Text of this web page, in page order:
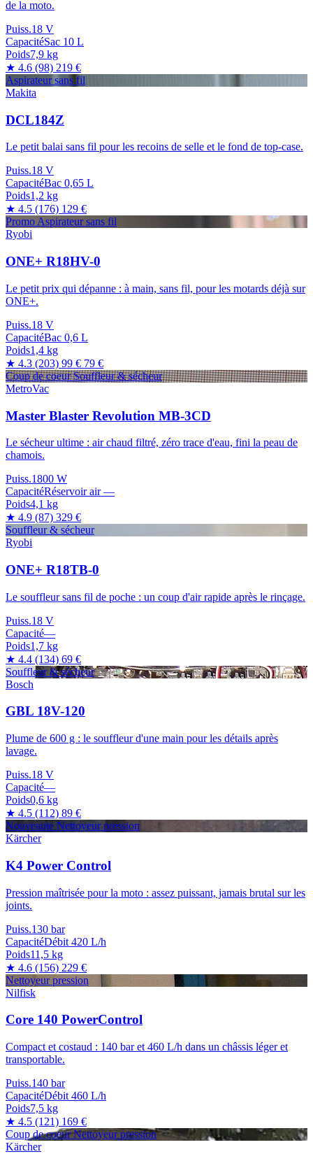
de la moto.
Puiss.18 V
CapacitéSac 10 L
Poids7,9 kg
★ 4.6 (98) 219 €
Aspirateur sans fil
Makita
DCL184Z
Le petit balai sans fil pour les recoins de selle et le fond de top-case.
Puiss.18 V
CapacitéBac 0,65 L
Poids1,2 kg
★ 4.5 (176) 129 €
PromoAspirateur sans fil
Ryobi
ONE+ R18HV-0
Le petit prix qui dépanne : à main, sans fil, pour les motards déjà sur
ONE+.
Puiss.18 V
CapacitéBac 0,6 L
Poids1,4 kg
★ 4.3 (203) 99 € 79 €
Coup de coeur Souffleur & sécheur
MetroVac
Master Blaster Revolution MB-3CD
Le sécheur ultime : air chaud filtré, zéro trace d'eau, fini la peau de
chamois.
Puiss.1800 W
CapacitéRéservoir air —
Poids4,1 kg
★ 4.9 (87) 329 €
Souffleur & sécheur
Ryobi
ONE+ R18TB-0
Le souffleur sans fil de poche : un coup d'air rapide après le rinçage.
Puiss.18 V
Capacité—
Poids1,7 kg
★ 4.4 (134) 69 €
Souffleur & sécheur
Bosch
GBL 18V-120
Plume de 600 g : le souffleur d'une main pour les détails après
lavage.
Puiss.18 V
Capacité—
Poids0,6 kg
★ 4.5 (112) 89 €
Nouveaute Nettoyeur pression
Kärcher
K4 Power Control
Pression maîtrisée pour la moto : assez puissant, jamais brutal sur les
joints.
Puiss.130 bar
CapacitéDébit 420 L/h
Poids11,5 kg
★ 4.6 (156) 229 €
Nettoyeur pression
Nilfisk
Core 140 PowerControl
Compact et costaud : 140 bar et 460 L/h dans un châssis léger et
transportable.
Puiss.140 bar
CapacitéDébit 460 L/h
Poids7,5 kg
★ 4.5 (121) 169 €
Coup de coeur Nettoyeur pression
Kärcher